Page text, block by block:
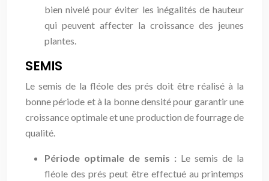
bien nivelé pour éviter les inégalités de hauteur
qui peuvent affecter la croissance des jeunes
plantes.
SEMIS
Le semis de la fléole des prés doit être réalisé à la
bonne période et à la bonne densité pour garantir une
croissance optimale et une production de fourrage de
qualité.
Période optimale de semis : Le semis de la
fléole des prés peut être effectué au printemps